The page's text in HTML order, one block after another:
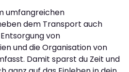
umfangreichen
dem Transport auch
von
und die Organisation von
Damit sparst du Zeit und